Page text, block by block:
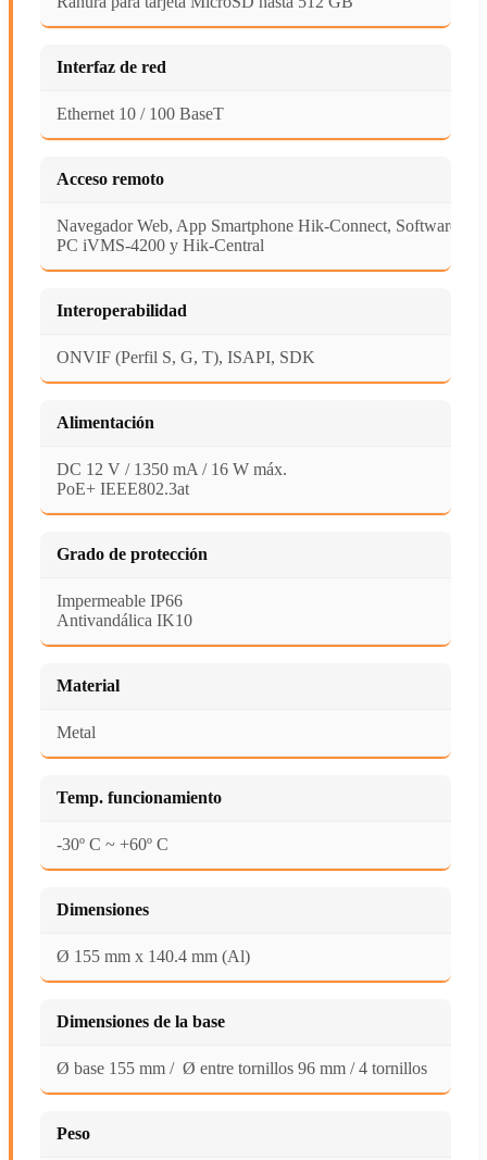
Interfaz de red
Ethernet 10 / 100 BaseT
Acceso remoto
Navegador Web, App Smartphone Hik-Connect, Software
PC iVMS-4200 y Hik-Central
Interoperabilidad
ONVIF (Perfil S, G, T), ISAPI, SDK
Alimentación
DC 12 V / 1350 mA / 16 W máx.
PoE+ IEEE802.3at
Grado de protección
Impermeable IP66
Antivandálica IK10
Material
Metal
Temp. funcionamiento
-30º C ~ +60º C
Dimensiones
Ø 155 mm x 140.4 mm (Al)
Dimensiones de la base
Ø base 155 mm / Ø entre tornillos 96 mm / 4 tornillos
Peso